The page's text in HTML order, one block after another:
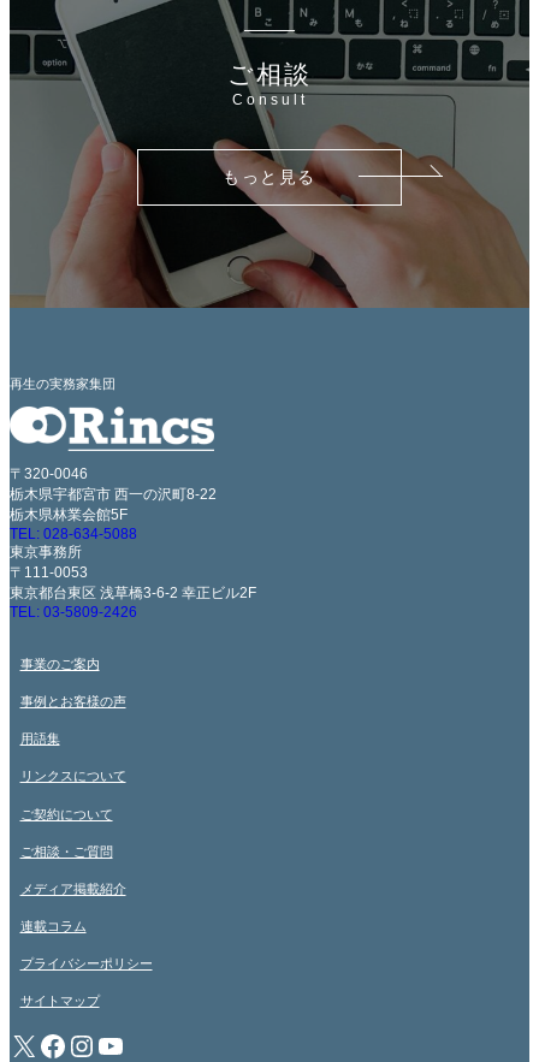
ご相談
Consult
もっと見る
再生の実務家集団
〒320-0046
栃木県宇都宮市 西一の沢町8-22
栃木県林業会館5F
TEL: 028-634-5088
東京事務所
〒111-0053
東京都台東区 浅草橋3-6-2 幸正ビル2F
TEL: 03-5809-2426
事業のご案内
事例とお客様の声
用語集
リンクスについて
ご契約について
ご相談・ご質問
メディア掲載紹介
連載コラム
プライバシーポリシー
サイトマップ
X Facebook Instagram YouTube